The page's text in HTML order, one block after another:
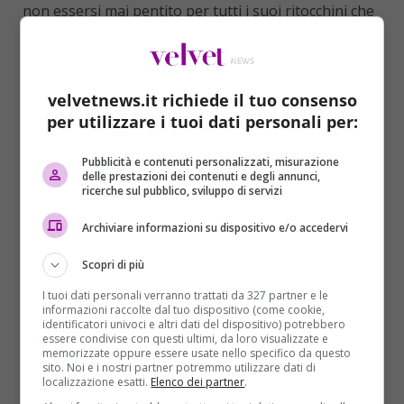
non essersi mai pentito per tutti i suoi ritocchini che
di una bambola, e ha specificato di non avere
è persino entrato nelGuinnes dei Primatiper aver
subito il maggior numero di interventi estetici. Che
Ken? Le manie e le parti intime (per il momento!).
velvetnews.it richiede il tuo consenso
per utilizzare i tuoi dati personali per:
Pubblicità e contenuti personalizzati, misurazione
delle prestazioni dei contenuti e degli annunci,
ricerche sul pubblico, sviluppo di servizi
Archiviare informazioni su dispositivo e/o accedervi
Scopri di più
I tuoi dati personali verranno trattati da 327 partner e le
informazioni raccolte dal tuo dispositivo (come cookie,
identificatori univoci e altri dati del dispositivo) potrebbero
essere condivise con questi ultimi, da loro visualizzate e
memorizzate oppure essere usate nello specifico da questo
sito. Noi e i nostri partner potremmo utilizzare dati di
localizzazione esatti. Elenco dei partner.